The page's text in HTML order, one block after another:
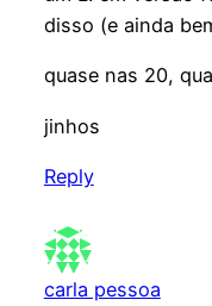
disso (e ainda
quase nas 20,
jinhos
Reply
carla pessoa